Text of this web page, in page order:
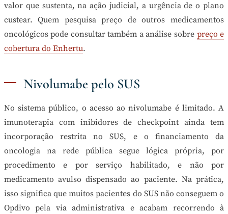
valor que sustenta, na ação judicial, a urgência de o plano
custear. Quem pesquisa preço de outros medicamentos
oncológicos pode consultar também a análise sobre preço e
cobertura do Enhertu.
Nivolumabe pelo SUS
No sistema público, o acesso ao nivolumabe é limitado. A
imunoterapia com inibidores de checkpoint ainda tem
incorporação restrita no SUS, e o financiamento da
oncologia na rede pública segue lógica própria, por
procedimento e por serviço habilitado, e não por
medicamento avulso dispensado ao paciente. Na prática,
isso significa que muitos pacientes do SUS não conseguem o
Opdivo pela via administrativa e acabam recorrendo à